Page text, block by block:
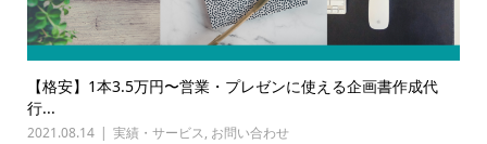
【格安】1本3.5万円〜営業・プレゼンに使える企画書作成代
行...
2021.08.14 実績・サービス, お問い合わせ